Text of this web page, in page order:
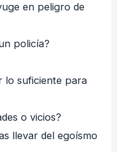
en peligro de
policía?
lo suficiente para
o vicios?
llevar del egoísmo